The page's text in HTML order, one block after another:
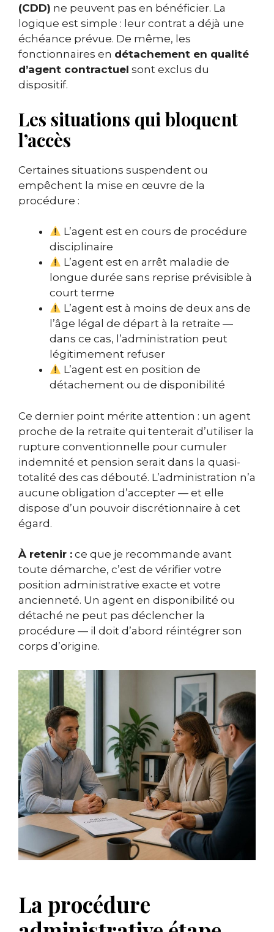
(CDD) ne peuvent pas en bénéficier. La
logique est simple : leur contrat a déjà une
échéance prévue. De même, les
fonctionnaires en détachement en qualité
d’agent contractuel sont exclus du
dispositif.
Les situations qui bloquent
l’accès
Certaines situations suspendent ou
empêchent la mise en œuvre de la
procédure :
L’agent est en cours de procédure
disciplinaire
L’agent est en arrêt maladie de
longue durée sans reprise prévisible à
court terme
L’agent est à moins de deux ans de
l’âge légal de départ à la retraite —
dans ce cas, l’administration peut
légitimement refuser
L’agent est en position de
détachement ou de disponibilité
Ce dernier point mérite attention : un agent
proche de la retraite qui tenterait d’utiliser la
rupture conventionnelle pour cumuler
indemnité et pension serait dans la quasi-
totalité des cas débouté. L’administration n’a
aucune obligation d’accepter — et elle
dispose d’un pouvoir discrétionnaire à cet
égard.
À retenir : ce que je recommande avant
toute démarche, c’est de vérifier votre
position administrative exacte et votre
ancienneté. Un agent en disponibilité ou
détaché ne peut pas déclencher la
procédure — il doit d’abord réintégrer son
corps d’origine.
La procédure